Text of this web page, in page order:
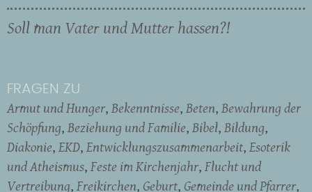
Soll man Vater und Mutter hassen?!
FRAGEN ZU
Armut und Hunger Bekenntnisse Beten Bewahrung der
Schöpfung Beziehung und Familie Bibel Bildung
Diakonie EKD Entwicklungszusammenarbeit Esoterik
und Atheismus Feste im Kirchenjahr Flucht und
Vertreibung Freikirchen Geburt Gemeinde und Pfarrer